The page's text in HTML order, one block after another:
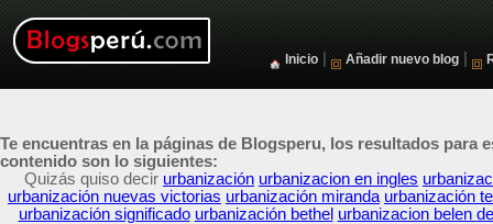
Inicio Añadir nuevo blog
Te encuentras en la páginas de Blogsperu, los resultados para
contenido son lo siguientes:
Quizás quiso decir urbanización urbanizacion en ingles
urbanización nuevas victorias urbanización miranda urbanización
urbanización significado urbanización bethel urbanizacion belen